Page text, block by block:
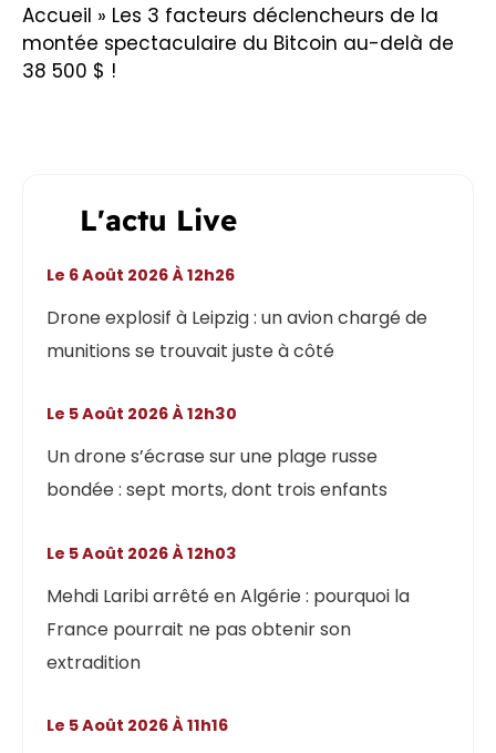
Accueil » Les 3 facteurs déclencheurs de la
montée spectaculaire du Bitcoin au-delà de
38 500 $ !
L'actu Live
Drone explosif à Leipzig : un avion chargé de
munitions se trouvait juste à côté
Le 6 Août 2026 À 12h26
Un drone s’écrase sur une plage russe
bondée : sept morts, dont trois enfants
Le 5 Août 2026 À 12h30
Mehdi Laribi arrêté en Algérie : pourquoi la
France pourrait ne pas obtenir son
extradition
Le 5 Août 2026 À 12h03
Le 5 Août 2026 À 11h16